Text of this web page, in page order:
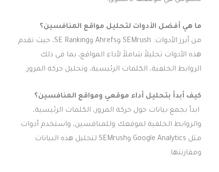
ما هي أفضل الأدوات لتحليل مواقع المنافسين؟
من أبرز الأدوات: SEMrush وAhrefs وSE Ranking، حيث تقدم
هذه الأدوات تحليلاً شاملاً لأداء المواقع، بما في ذلك
الروابط الخلفية، الكلمات الرئيسية، وتحليل حركة المرور.
كيف أبدأ بتحليل أداء موقعي ومواقع المنافسين؟
ابدأ بجمع بيانات حول حركة المرور، الكلمات الرئيسية،
والروابط الخلفية لموقعك وللمنافسين، واستخدم أدوات
مثل Google Analytics وSEMrush لتحليل هذه البيانات
ومقارنتها.